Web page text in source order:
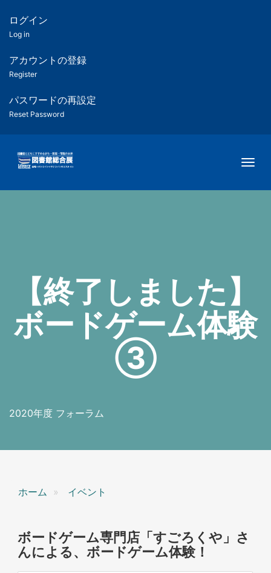
ツ
匿
名
ユ
ー
ー
用
メ
ログイン
Log in
アカウントの登録
Register
パスワードの再設定
Reset Password
【終了しました】
ボードゲーム体験
③
2020年度 フォーラム
ホーム イベント
ボードゲーム専門店「すごろくや」さ
んによる、ボードゲーム体験！